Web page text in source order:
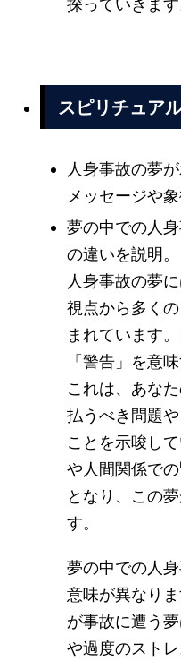
スピリチュア
人身事故の夢
メッセージや象
夢の中での人
の違いを説明。
人身事故の夢
視点から多く
まれています
「警告」を意
これは、あな
払うべき問題
ことを示唆し
や人間関係で
となり、この
す。
夢の中での人
意味が異なり
が事故に遭う
や過度のスト